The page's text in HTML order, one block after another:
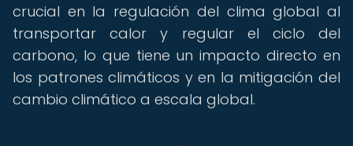
crucial en la regulación del clima global al
transportar calor y regular el ciclo del
carbono, lo que tiene un impacto directo en
los patrones climáticos y en la mitigación del
cambio climático a escala global.